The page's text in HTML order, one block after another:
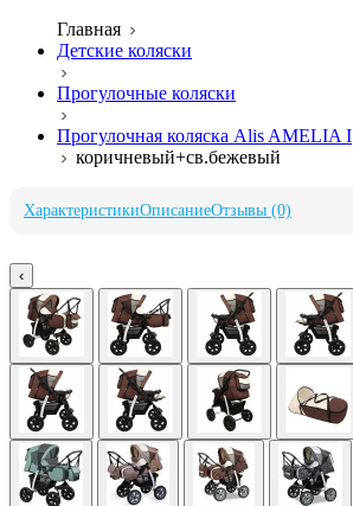
Главная
Детские коляски
Прогулочные коляски
Прогулочная коляска Alis AMELIA I
коричневый+св.бежевый
ХарактеристикиОписаниеОтзывы (0)
‹